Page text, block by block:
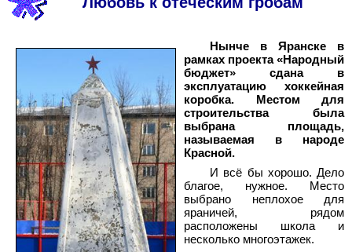
Нынче в Яранске в
рамках проекта «Народный
бюджет» сдана в
эксплуатацию хоккейная
коробка. Местом для
строительства была
выбрана площадь,
называемая в народе
Красной.
И всё бы хорошо. Дело
благое, нужное. Место
выбрано неплохое для
яраничей, рядом
расположены школа и
несколько многоэтажек.